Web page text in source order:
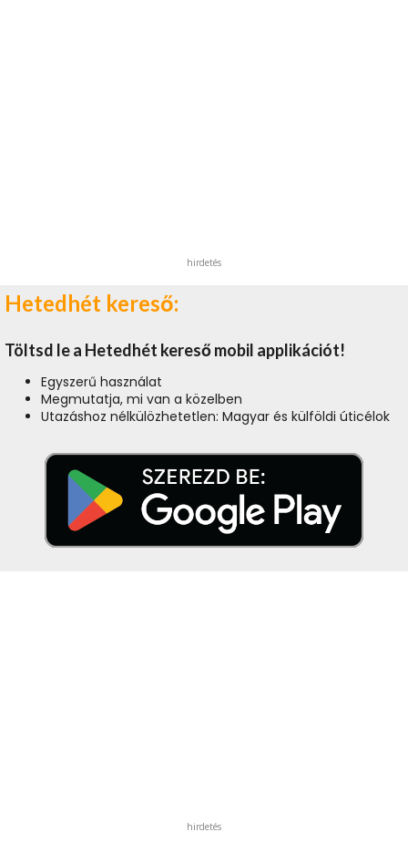
hirdetés
Hetedhét kereső:
Töltsd le a Hetedhét kereső mobil applikációt!
Egyszerű használat
Megmutatja, mi van a közelben
Utazáshoz nélkülözhetetlen: Magyar és külföldi úticélok
hirdetés